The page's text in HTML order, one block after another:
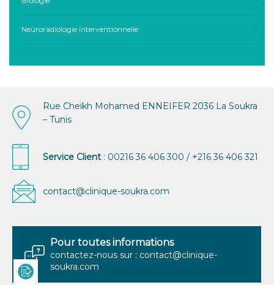
Neuroradiologie interventionnelle
Rue Cheikh Mohamed ENNEIFER 2036 La Soukra
– Tunis
Service Client : 00216 36 406 300 / +216 36 406 321
contact@clinique-soukra.com
Pour toutes informations
contactez-nous sur : contact@clinique-
soukra.com